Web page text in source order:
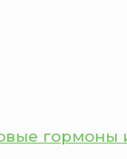
гормоны